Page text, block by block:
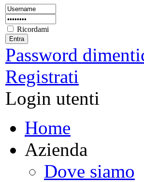
Ricordami
Password
Registrati
Login utenti
Home
Azienda
Dove siamo